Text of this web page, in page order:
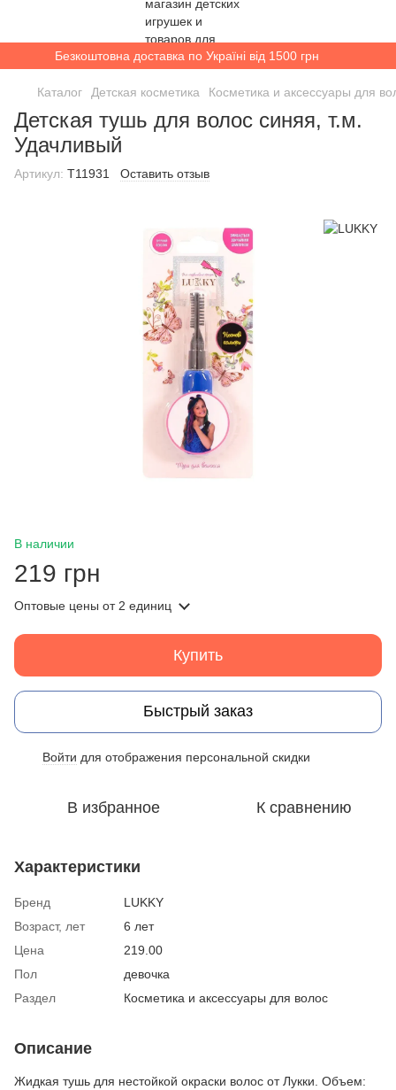
Безкоштовна доставка по Україні від 1500 грн
Каталог Детская косметика Косметика и аксессуары для
Детская тушь для волос синяя, т.м.
Удачливый
Артикул: T11931 Оставить отзыв
В наличии
219 грн
Оптовые цены от 2 единиц
Купить
Быстрый заказ
Войти для отображения персональной скидки
В избранное К сравнению
Характеристики
Бренд
LUKKY
Возраст, лет
6 лет
Цена
219.00
Пол
девочка
Раздел
Косметика и аксессуары для волос
Описание
Жидкая тушь для нестойкой окраски волос от Лукки. Объем: